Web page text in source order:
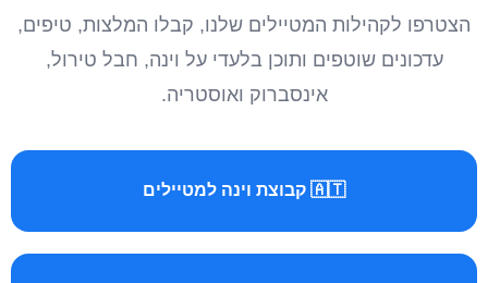
הצטרפו לקהילות המטיילים שלנו, קבלו המלצות, טיפים,
עדכונים שוטפים ותוכן בלעדי על וינה, חבל טירול,
אינסברוק ואוסטריה.
🇦🇹 קבוצת וינה למטיילים